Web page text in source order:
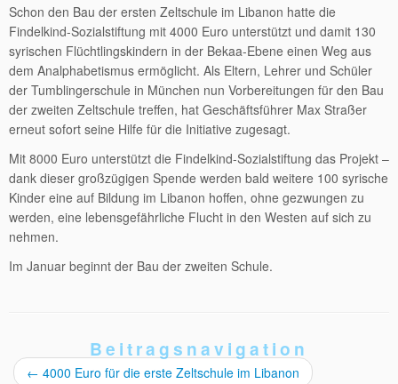
Schon den Bau der ersten Zeltschule im Libanon hatte die
Findelkind-Sozialstiftung mit 4000 Euro unterstützt und damit 130
syrischen Flüchtlingskindern in der Bekaa-Ebene einen Weg aus
dem Analphabetismus ermöglicht. Als Eltern, Lehrer und Schüler
der Tumblingerschule in München nun Vorbereitungen für den Bau
der zweiten Zeltschule treffen, hat Geschäftsführer Max Straßer
erneut sofort seine Hilfe für die Initiative zugesagt.
Mit 8000 Euro unterstützt die Findelkind-Sozialstiftung das Projekt –
dank dieser großzügigen Spende werden bald weitere 100 syrische
Kinder eine auf Bildung im Libanon hoffen, ohne gezwungen zu
werden, eine lebensgefährliche Flucht in den Westen auf sich zu
nehmen.
Im Januar beginnt der Bau der zweiten Schule.
Beitragsnavigation
← 4000 Euro für die erste Zeltschule im Libanon